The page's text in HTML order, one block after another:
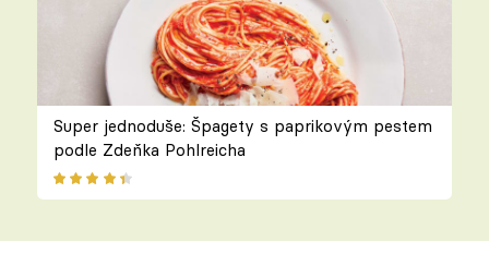
Super jednoduše: Špagety s paprikovým pestem
podle Zdeňka Pohlreicha